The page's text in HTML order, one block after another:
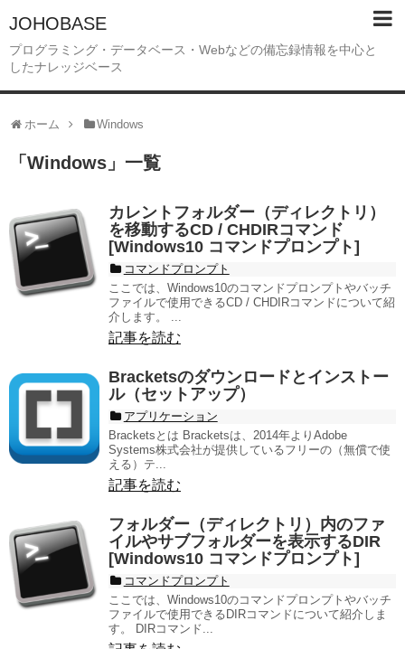
JOHOBASE
プログラミング・データベース・Webなどの備忘録情報を中心と
したナレッジベース
ホーム Windows
「 Windows 」 一覧
カレントフォルダー（ディレクトリ）
を移動するCD / CHDIRコマンド
[Windows10 コマンドプロンプト]
コマンドプロンプト
ここでは、Windows10のコマンドプロンプトやバッチ
ファイルで使用できるCD / CHDIRコマンドについて紹
介します。 ...
記事を読む
Bracketsのダウンロードとインストー
ル（セットアップ）
アプリケーション
Bracketsとは Bracketsは、2014年よりAdobe
Systems株式会社が提供しているフリーの（無償で使
える）テ...
記事を読む
フォルダー（ディレクトリ）内のファ
イルやサブフォルダーを表示するDIR
[Windows10 コマンドプロンプト]
コマンドプロンプト
ここでは、Windows10のコマンドプロンプトやバッチ
ファイルで使用できるDIRコマンドについて紹介しま
す。 DIRコマンド...